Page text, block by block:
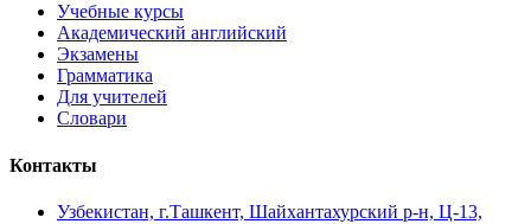
Учебные курсы
Академический английский
Экзамены
Грамматика
Для учителей
Словари
Контакты
Узбекистан, г.Ташкент, Шайхантахурский р-н, Ц-13,